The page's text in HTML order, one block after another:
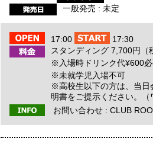
一般発売 : 未定
17:00
17:30
スタンディング 7,700円（
※入場時ドリンク代¥600
※未就学児入場不可
※高校生以下の方は、当日
明書をご提示ください。（
お問い合わせ : CLUB